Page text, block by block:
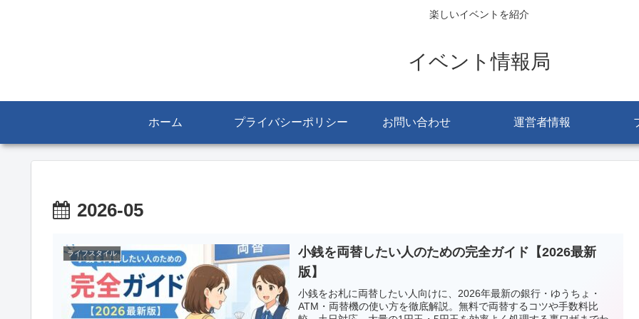
楽しいイベントを紹介
イベント情報局
ホーム プライバシーポリシー お問い合わせ 運営者情報
2026-05
ライフスタイル
小銭を両替したい人のための完全ガイド【2026最新
版】
小銭をお札に両替したい人向けに、2026年最新の銀行・ゆうちょ・
ATM・両替機の使い方を徹底解説。無料で両替するコツや手数料比